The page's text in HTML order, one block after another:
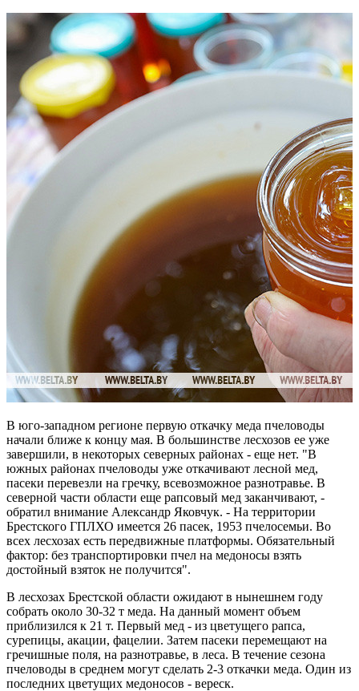
В юго-западном регионе первую откачку меда пчеловоды
начали ближе к концу мая. В большинстве лесхозов ее уже
завершили, в некоторых северных районах - еще нет. "В
южных районах пчеловоды уже откачивают лесной мед,
пасеки перевезли на гречку, всевозможное разнотравье. В
северной части области еще рапсовый мед заканчивают, -
обратил внимание Александр Яковчук. - На территории
Брестского ГПЛХО имеется 26 пасек, 1953 пчелосемьи. Во
всех лесхозах есть передвижные платформы. Обязательный
фактор: без транспортировки пчел на медоносы взять
достойный взяток не получится".
В лесхозах Брестской области ожидают в нынешнем году
собрать около 30-32 т меда. На данный момент объем
приблизился к 21 т. Первый мед - из цветущего рапса,
сурепицы, акации, фацелии. Затем пасеки перемещают на
гречишные поля, на разнотравье, в леса. В течение сезона
пчеловоды в среднем могут сделать 2-3 откачки меда. Один из
последних цветущих медоносов - вереск.